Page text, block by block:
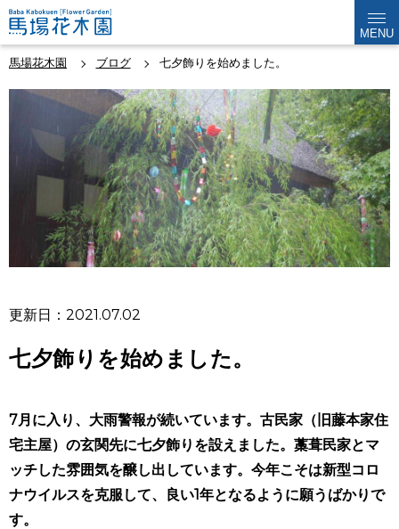
MENU
馬場花木園 ブログ 七夕飾りを始めました。
更新日：2021.07.02
七夕飾りを始めました。
7月に入り、大雨警報が続いています。古民家（旧藤本家住
宅主屋）の玄関先に七夕飾りを設えました。藁葺民家とマ
ッチした雰囲気を醸し出しています。今年こそは新型コロ
ナウイルスを克服して、良い1年となるように願うばかりで
す。